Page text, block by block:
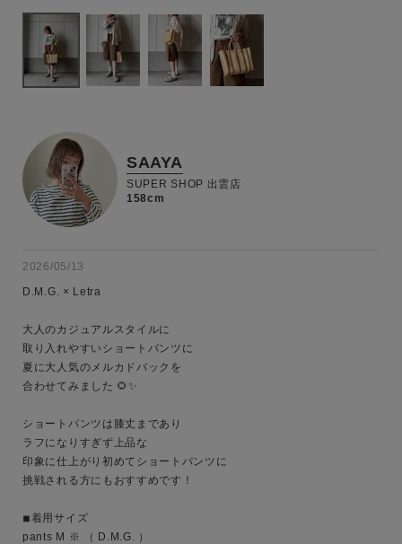
SAAYA
SUPER SHOP 出雲店
158cm
2026/05/13
D.M.G. × Letra
大人のカジュアルスタイルに
取り入れやすいショートパンツに
夏に大人気のメルカドバックを
合わせてみました 🌻✨
ショートパンツは膝丈まであり
ラフになりすぎず上品な
印象に仕上がり初めてショートパンツに
挑戦される方にもおすすめです！
◾︎着用サイズ
pants M ※ （ D.M.G. ）